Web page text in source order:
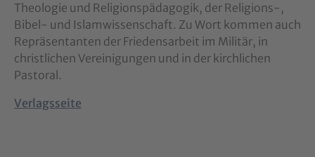
Theologie und Religionspädagogik, der Religions-,
Bibel- und Islamwissenschaft. Zu Wort kommen auch
Repräsentanten der Friedensarbeit im Militär, in
christlichen Vereinigungen und in der kirchlichen
Pastoral.
Verlagsseite